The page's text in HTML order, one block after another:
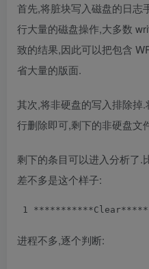
首先,将脏块写入磁盘的日志
行大量的磁盘操作,大多数
致的结果,因此可以把包含
省大量的版面.
其次,将非硬盘的写入排除掉
行删除即可,剩下的非硬盘文
剩下的条目可以进入分析了.
差不多是这个样子:
1
进程不多,逐个判断: